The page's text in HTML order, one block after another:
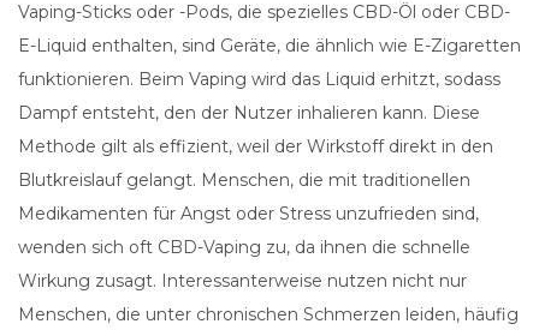
Vaping-Sticks oder -Pods, die spezielles CBD-Öl oder CBD-
E-Liquid enthalten, sind Geräte, die ähnlich wie E-Zigaretten
funktionieren. Beim Vaping wird das Liquid erhitzt, sodass
Dampf entsteht, den der Nutzer inhalieren kann. Diese
Methode gilt als effizient, weil der Wirkstoff direkt in den
Blutkreislauf gelangt. Menschen, die mit traditionellen
Medikamenten für Angst oder Stress unzufrieden sind,
wenden sich oft CBD-Vaping zu, da ihnen die schnelle
Wirkung zusagt. Interessanterweise nutzen nicht nur
Menschen, die unter chronischen Schmerzen leiden, häufig